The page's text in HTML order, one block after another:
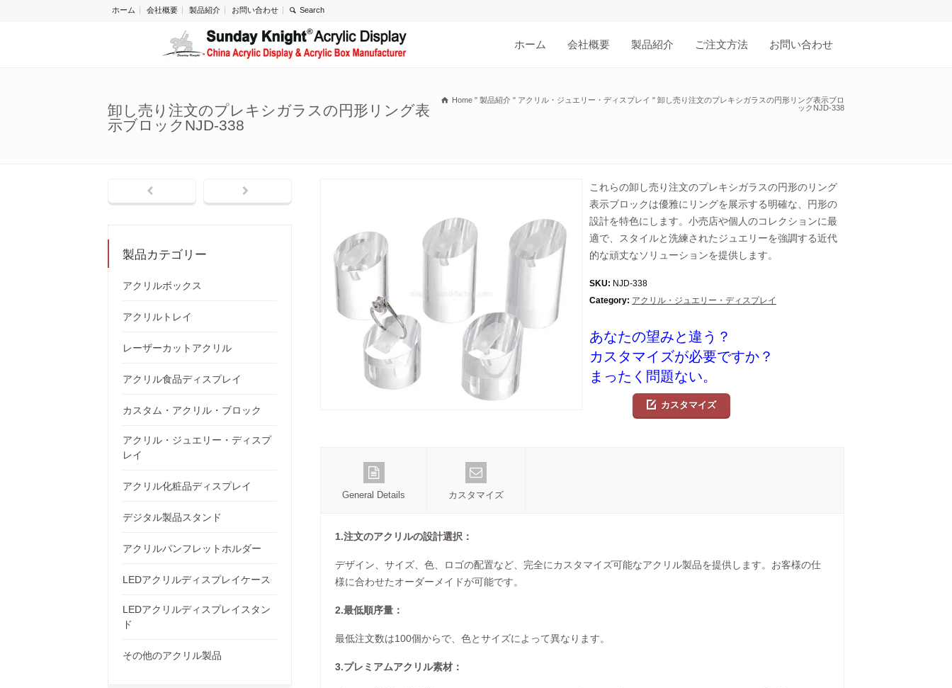
ホーム 会社概要 製品紹介 お問い合わせ
ホーム 会社概要 製品紹介 ご注文方法 お問い合わせ
卸し売り注文のプレキシガラスの円形リング表
示ブロックNJD-338
Home " 製品紹介 " アクリル・ジュエリー・ディスプレイ " 卸し売り注文のプレキシガラスの円形リング表示ブロ
ックNJD-338
これらの卸し売り注文のプレキシガラスの円形のリング
表示ブロックは優雅にリングを展示する明確な、円形の
設計を特色にします。小売店や個人のコレクションに最
適で、スタイルと洗練されたジュエリーを強調する近代
的な頑丈なソリューションを提供します。
SKU: NJD-338
Category: アクリル・ジュエリー・ディスプレイ
あなたの望みと違う？
カスタマイズが必要ですか？
まったく問題ない。
カスタマイズ
General Details カスタマイズ
1.注文のアクリルの設計選択：
デザイン、サイズ、色、ロゴの配置など、完全にカスタマイズ可能なアクリル製品を提供します。お客様の仕
様に合わせたオーダーメイドが可能です。
2.最低順序量：
最低注文数は100個からで、色とサイズによって異なります。
3.プレミアムアクリル素材：
製品カテゴリー
アクリルボックス
アクリルトレイ
レーザーカットアクリル
アクリル食品ディスプレイ
カスタム・アクリル・ブロック
アクリル・ジュエリー・ディスプ
レイ
アクリル化粧品ディスプレイ
デジタル製品スタンド
アクリルパンフレットホルダー
LEDアクリルディスプレイケース
LEDアクリルディスプレイスタン
ド
その他のアクリル製品